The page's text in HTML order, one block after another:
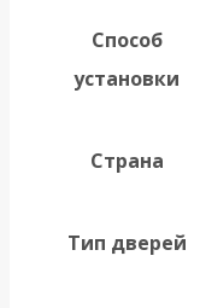
Способ
установки
Страна
Тип дверей